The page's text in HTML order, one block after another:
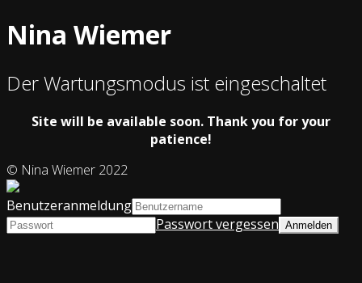
Nina Wiemer
Der Wartungsmodus ist eingeschaltet
Site will be available soon. Thank you for your
patience!
© Nina Wiemer 2022
Benutzeranmeldung
Passwort vergessen